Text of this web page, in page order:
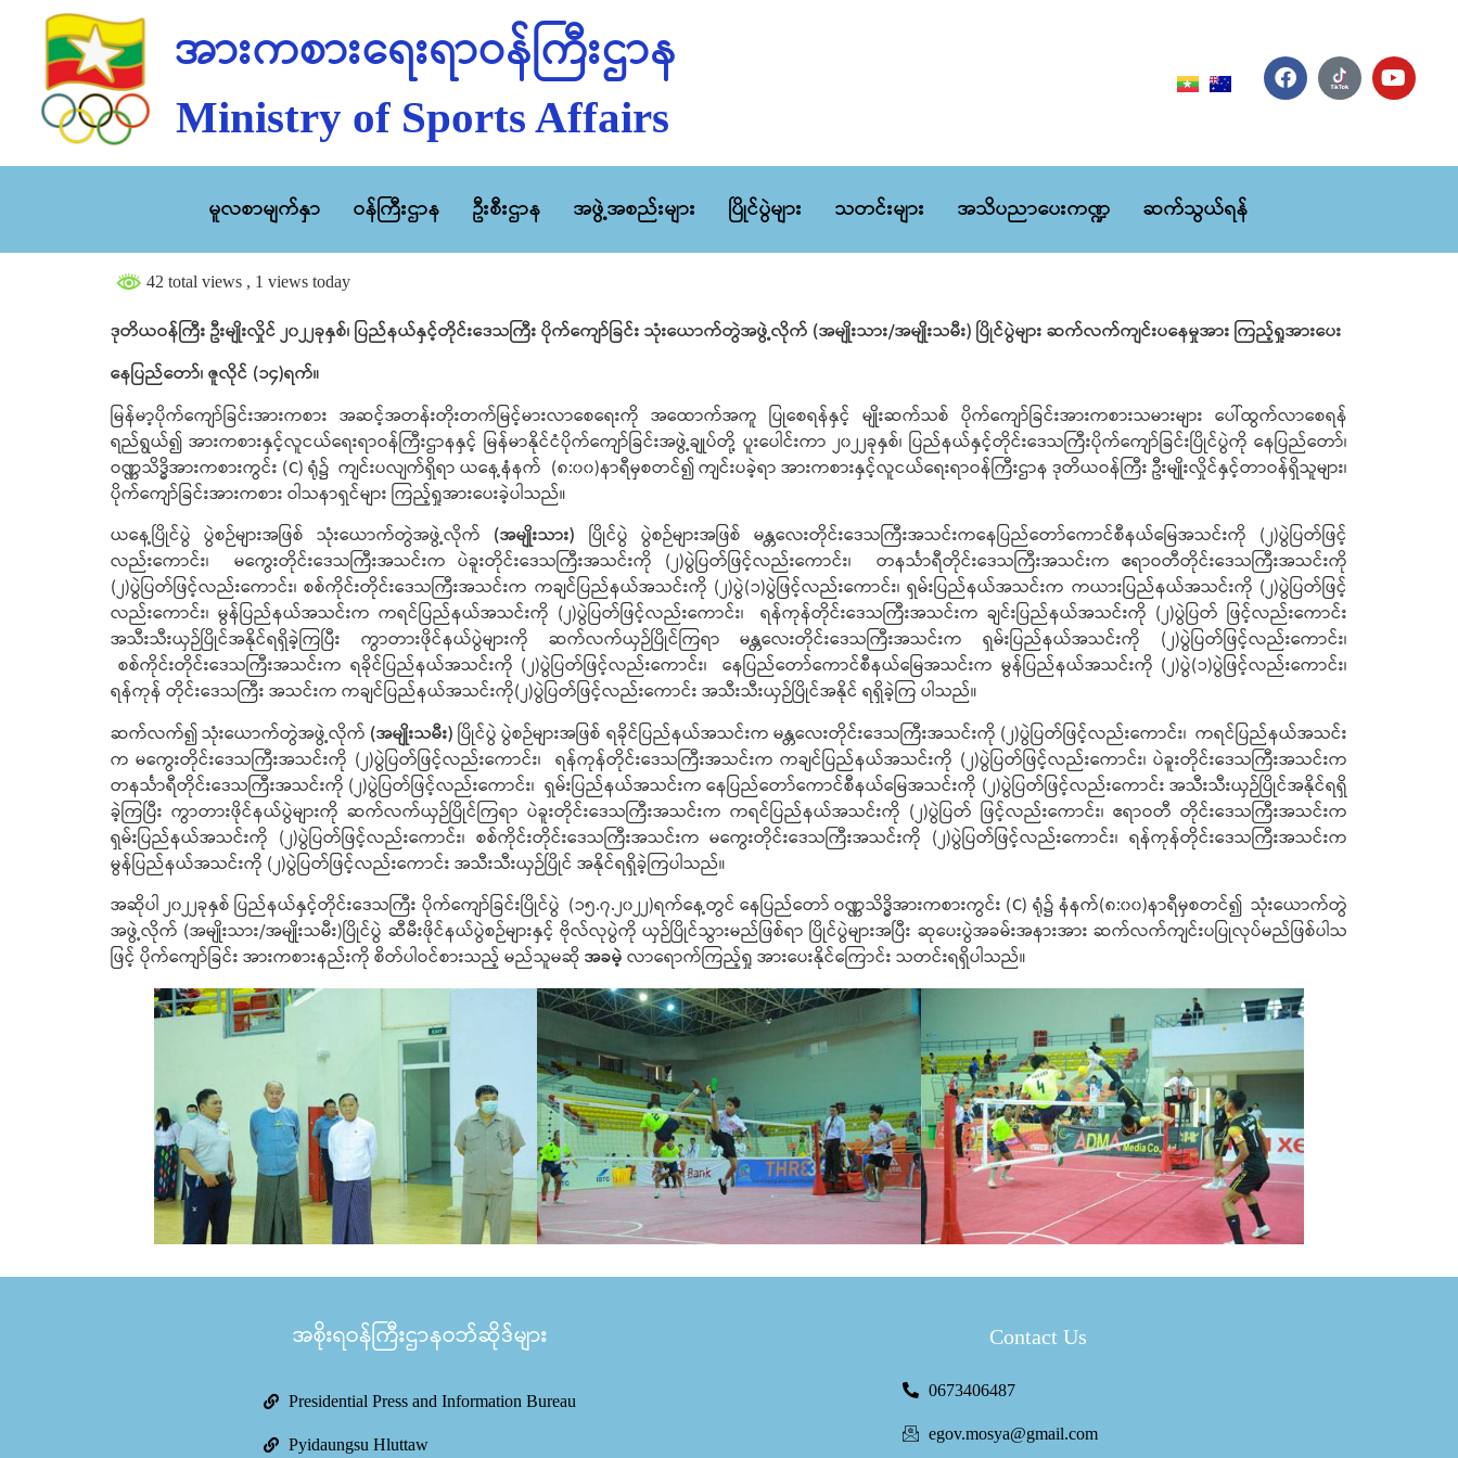
အားကစားရေးရာဝန်ကြီးဌာန
Ministry of Sports Affairs
မူလစာမျက်နှာ ဝန်ကြီးဌာန ဦးစီးဌာန အဖွဲ့အစည်းများ ပြိုင်ပွဲများ သတင်းများ အသိပညာပေးကဏ္ဍ ဆက်သွယ်ရန်
42 total views , 1 views today
ဒုတိယဝန်ကြီး ဦးမျိုးလှိုင် ၂၀၂၂ခုနှစ်၊ ပြည်နယ်နှင့်တိုင်းဒေသကြီး ပိုက်ကျော်ခြင်း သုံးယောက်တွဲအဖွဲ့လိုက် (အမျိုးသား/အမျိုးသမီး) ပြိုင်ပွဲများ ဆက်လက်ကျင်းပနေမှုအား ကြည့်ရှုအားပေး
နေပြည်တော်၊ ဇူလိုင် (၁၄)ရက်။
မြန်မာ့ပိုက်ကျော်ခြင်းအားကစား အဆင့်အတန်းတိုးတက်မြင့်မားလာစေရေးကို အထောက်အကူ ပြုစေရန်နှင့် မျိုးဆက်သစ် ပိုက်ကျော်ခြင်းအားကစားသမားများ ပေါ်ထွက်လာစေရန်
ရည်ရွယ်၍ အားကစားနှင့်လူငယ်ရေးရာဝန်ကြီးဌာနနှင့် မြန်မာနိုင်ငံပိုက်ကျော်ခြင်းအဖွဲ့ချုပ်တို့ ပူးပေါင်းကာ ၂၀၂၂ခုနှစ်၊ ပြည်နယ်နှင့်တိုင်းဒေသကြီးပိုက်ကျော်ခြင်းပြိုင်ပွဲကို နေပြည်တော်၊
ဝဏ္ဏသိဒ္ဓိအားကစားကွင်း (C) ရုံ၌ ကျင်းပလျက်ရှိရာ ယနေ့နံနက် (၈:၀၀)နာရီမှစတင်၍ ကျင်းပခဲ့ရာ အားကစားနှင့်လူငယ်ရေးရာဝန်ကြီးဌာန ဒုတိယဝန်ကြီး ဦးမျိုးလှိုင်နှင့်တာဝန်ရှိသူများ၊
ပိုက်ကျော်ခြင်းအားကစား ဝါသနာရှင်များ ကြည့်ရှုအားပေးခဲ့ပါသည်။
ယနေ့ပြိုင်ပွဲ ပွဲစဉ်များအဖြစ် သုံးယောက်တွဲအဖွဲ့လိုက် (အမျိုးသား) ပြိုင်ပွဲ ပွဲစဉ်များအဖြစ် မန္တလေးတိုင်းဒေသကြီးအသင်းကနေပြည်တော်ကောင်စီနယ်မြေအသင်းကို (၂)ပွဲပြတ်ဖြင့်
လည်းကောင်း၊ မကွေးတိုင်းဒေသကြီးအသင်းက ပဲခူးတိုင်းဒေသကြီးအသင်းကို (၂)ပွဲပြတ်ဖြင့်လည်းကောင်း၊ တနင်္သာရီတိုင်းဒေသကြီးအသင်းက ဧရာဝတီတိုင်းဒေသကြီးအသင်းကို
(၂)ပွဲပြတ်ဖြင့်လည်းကောင်း၊ စစ်ကိုင်းတိုင်းဒေသကြီးအသင်းက ကချင်ပြည်နယ်အသင်းကို (၂)ပွဲ(၁)ပွဲဖြင့်လည်းကောင်း၊ ရှမ်းပြည်နယ်အသင်းက ကယားပြည်နယ်အသင်းကို (၂)ပွဲပြတ်ဖြင့်
လည်းကောင်း၊ မွန်ပြည်နယ်အသင်းက ကရင်ပြည်နယ်အသင်းကို (၂)ပွဲပြတ်ဖြင့်လည်းကောင်း၊ ရန်ကုန်တိုင်းဒေသကြီးအသင်းက ချင်းပြည်နယ်အသင်းကို (၂)ပွဲပြတ် ဖြင့်လည်းကောင်း
အသီးသီးယှဉ်ပြိုင်အနိုင်ရရှိခဲ့ကြပြီး ကွာတားဖိုင်နယ်ပွဲများကို ဆက်လက်ယှဉ်ပြိုင်ကြရာ မန္တလေးတိုင်းဒေသကြီးအသင်းက ရှမ်းပြည်နယ်အသင်းကို (၂)ပွဲပြတ်ဖြင့်လည်းကောင်း၊
စစ်ကိုင်းတိုင်းဒေသကြီးအသင်းက ရခိုင်ပြည်နယ်အသင်းကို (၂)ပွဲပြတ်ဖြင့်လည်းကောင်း၊ နေပြည်တော်ကောင်စီနယ်မြေအသင်းက မွန်ပြည်နယ်အသင်းကို (၂)ပွဲ(၁)ပွဲဖြင့်လည်းကောင်း၊
ရန်ကုန် တိုင်းဒေသကြီး အသင်းက ကချင်ပြည်နယ်အသင်းကို(၂)ပွဲပြတ်ဖြင့်လည်းကောင်း အသီးသီးယှဉ်ပြိုင်အနိုင် ရရှိခဲ့ကြ ပါသည်။
ဆက်လက်၍ သုံးယောက်တွဲအဖွဲ့လိုက် (အမျိုးသမီး) ပြိုင်ပွဲ ပွဲစဉ်များအဖြစ် ရခိုင်ပြည်နယ်အသင်းက မန္တလေးတိုင်းဒေသကြီးအသင်းကို (၂)ပွဲပြတ်ဖြင့်လည်းကောင်း၊ ကရင်ပြည်နယ်အသင်း
က မကွေးတိုင်းဒေသကြီးအသင်းကို (၂)ပွဲပြတ်ဖြင့်လည်းကောင်း၊ ရန်ကုန်တိုင်းဒေသကြီးအသင်းက ကချင်ပြည်နယ်အသင်းကို (၂)ပွဲပြတ်ဖြင့်လည်းကောင်း၊ ပဲခူးတိုင်းဒေသကြီးအသင်းက
တနင်္သာရီတိုင်းဒေသကြီးအသင်းကို (၂)ပွဲပြတ်ဖြင့်လည်းကောင်း၊ ရှမ်းပြည်နယ်အသင်းက နေပြည်တော်ကောင်စီနယ်မြေအသင်းကို (၂)ပွဲပြတ်ဖြင့်လည်းကောင်း အသီးသီးယှဉ်ပြိုင်အနိုင်ရရှိ
ခဲ့ကြပြီး ကွာတားဖိုင်နယ်ပွဲများကို ဆက်လက်ယှဉ်ပြိုင်ကြရာ ပဲခူးတိုင်းဒေသကြီးအသင်းက ကရင်ပြည်နယ်အသင်းကို (၂)ပွဲပြတ် ဖြင့်လည်းကောင်း၊ ဧရာဝတီ တိုင်းဒေသကြီးအသင်းက
ရှမ်းပြည်နယ်အသင်းကို (၂)ပွဲပြတ်ဖြင့်လည်းကောင်း၊ စစ်ကိုင်းတိုင်းဒေသကြီးအသင်းက မကွေးတိုင်းဒေသကြီးအသင်းကို (၂)ပွဲပြတ်ဖြင့်လည်းကောင်း၊ ရန်ကုန်တိုင်းဒေသကြီးအသင်းက
မွန်ပြည်နယ်အသင်းကို (၂)ပွဲပြတ်ဖြင့်လည်းကောင်း အသီးသီးယှဉ်ပြိုင် အနိုင်ရရှိခဲ့ကြပါသည်။
အဆိုပါ ၂၀၂၂ခုနှစ် ပြည်နယ်နှင့်တိုင်းဒေသကြီး ပိုက်ကျော်ခြင်းပြိုင်ပွဲ (၁၅.၇.၂၀၂၂)ရက်‌နေ့တွင် နေပြည်တော် ဝဏ္ဏသိဒ္ဓိအားကစားကွင်း (C) ရုံ၌ နံနက်(၈:၀၀)နာရီမှစတင်၍ သုံးယောက်တွဲ
အဖွဲ့လိုက် (အမျိုးသား/အမျိုးသမီး)ပြိုင်ပွဲ ဆီမီးဖိုင်နယ်ပွဲစဉ်များနှင့် ဗိုလ်လုပွဲကို ယှဉ်ပြိုင်သွားမည်ဖြစ်ရာ ပြိုင်ပွဲများအပြီး ဆုပေးပွဲအခမ်းအနားအား ဆက်လက်ကျင်းပပြုလုပ်မည်ဖြစ်ပါသ
ဖြင့် ပိုက်ကျော်ခြင်း အားကစားနည်းကို စိတ်ပါဝင်စားသည့် မည်သူမဆို အခမဲ့ လာရောက်ကြည့်ရှု အားပေးနိုင်ကြောင်း သတင်းရရှိပါသည်။
အစိုးရဝန်ကြီးဌာနဝဘ်ဆိုဒ်များ
Presidential Press and Information Bureau
Pyidaungsu Hluttaw
Contact Us
0673406487
egov.mosya@gmail.com